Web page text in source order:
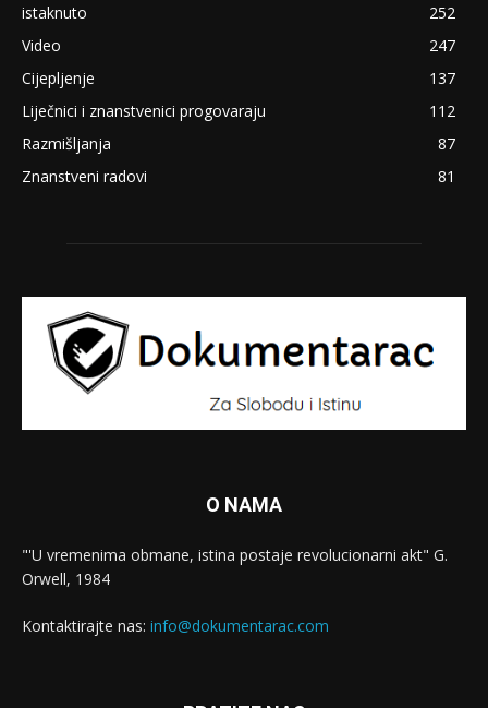
istaknuto
252
Video
247
Cijepljenje
137
Liječnici i znanstvenici progovaraju
112
Razmišljanja
87
Znanstveni radovi
81
O NAMA
"'U vremenima obmane, istina postaje revolucionarni akt" G.
Orwell, 1984
Kontaktirajte nas: info@dokumentarac.com